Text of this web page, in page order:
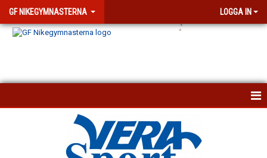
GF NIKEGYMNASTERNA LOGGA IN
.`